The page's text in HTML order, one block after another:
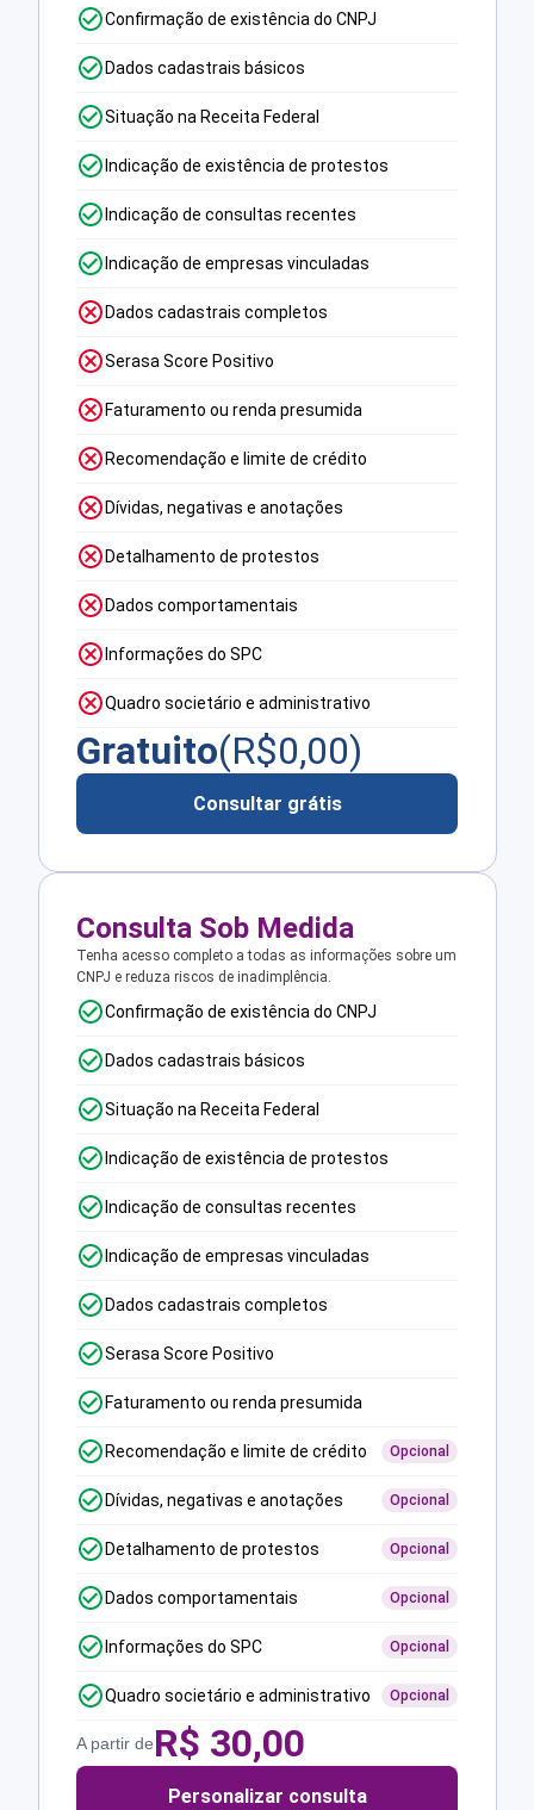
Confirmação de existência do CNPJ
Dados cadastrais básicos
Situação na Receita Federal
Indicação de existência de protestos
Indicação de consultas recentes
Indicação de empresas vinculadas
Dados cadastrais completos
Serasa Score Positivo
Faturamento ou renda presumida
Recomendação e limite de crédito
Dívidas, negativas e anotações
Detalhamento de protestos
Dados comportamentais
Informações do SPC
Quadro societário e administrativo
Gratuito(R$0,00)
Consultar grátis
Consulta Sob Medida
Tenha acesso completo a todas as informações sobre um
CNPJ e reduza riscos de inadimplência.
Confirmação de existência do CNPJ
Dados cadastrais básicos
Situação na Receita Federal
Indicação de existência de protestos
Indicação de consultas recentes
Indicação de empresas vinculadas
Dados cadastrais completos
Serasa Score Positivo
Faturamento ou renda presumida
Recomendação e limite de crédito Opcional
Dívidas, negativas e anotações Opcional
Detalhamento de protestos Opcional
Dados comportamentais Opcional
Informações do SPC Opcional
Quadro societário e administrativo Opcional
A partir deR$ 30,00
Personalizar consulta